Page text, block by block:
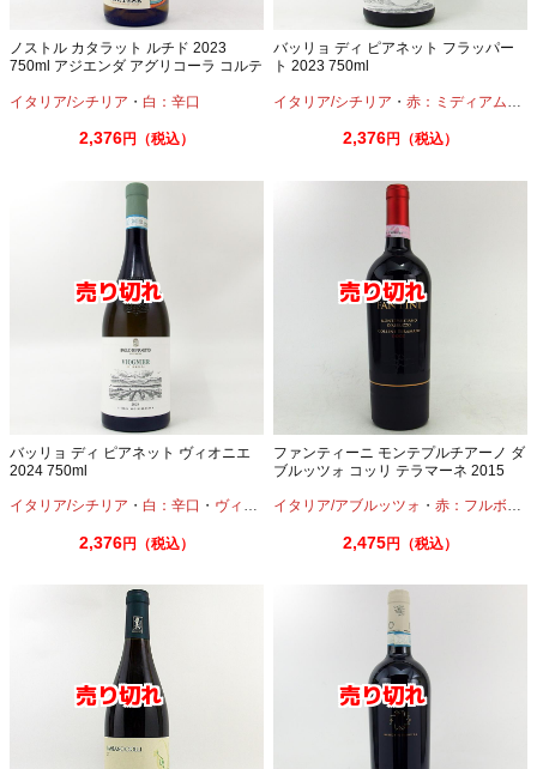
ノストル カタラット ルチド 2023
750ml アジエンダ アグリコーラ コルテ
イタリア/シチリア ・ 白：辛口
2,376円（税込）
バッリョ ディ ピアネット フラッパー
ト 2023 750ml
イタリア/シチリア ・赤：ミディアムボディ
2,376円（税込）
バッリョ ディ ピアネット ヴィオニエ
2024 750ml
イタリア/シチリア ・ 白：辛口 ・ ヴィオニエ
2,376円（税込）
ファンティーニ モンテプルチアーノ ダ
ブルッツォ コッリ テラマーネ 2015
イタリア/アブルッツォ ・赤：フルボディ
2,475円（税込）